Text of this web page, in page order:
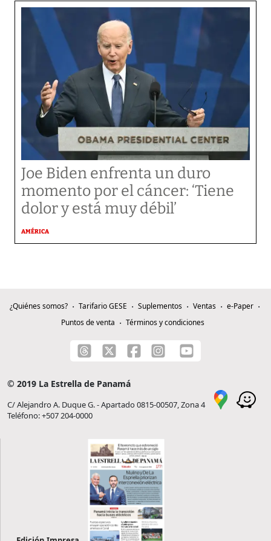
Joe Biden enfrenta un duro
momento por el cáncer: ‘Tiene
dolor y está muy débil’
AMÉRICA
¿Quiénes somos? Tarifario GESE Suplementos Ventas
e-Paper
Puntos de venta
Términos y condiciones
© 2019 La Estrella de Panamá
C/ Alejandro A. Duque G. - Apartado 0815-00507, Zona 4
Teléfono: +507 204-0000